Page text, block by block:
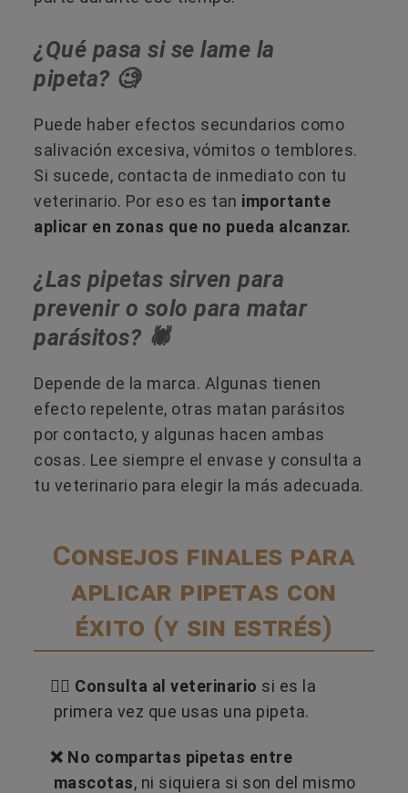
¿Qué pasa si se lame la
pipeta? 🧐
Puede haber efectos secundarios como
salivación excesiva, vómitos o temblores.
Si sucede, contacta de inmediato con tu
veterinario. Por eso es tan importante
aplicar en zonas que no pueda alcanzar.
¿Las pipetas sirven para
prevenir o solo para matar
parásitos? 🕷️
Depende de la marca. Algunas tienen
efecto repelente, otras matan parásitos
por contacto, y algunas hacen ambas
cosas. Lee siempre el envase y consulta a
tu veterinario para elegir la más adecuada.
Consejos finales para
aplicar pipetas con
éxito (y sin estrés)
👩‍⚕️ Consulta al veterinario si es la
primera vez que usas una pipeta.
❌ No compartas pipetas entre
mascotas, ni siquiera si son del mismo